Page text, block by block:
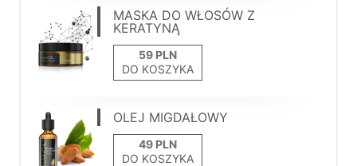
MASKA DO WŁOSÓW Z
KERATYNĄ
DO KOSZYKA
OLEJ MIGDAŁOWY
DO KOSZYKA